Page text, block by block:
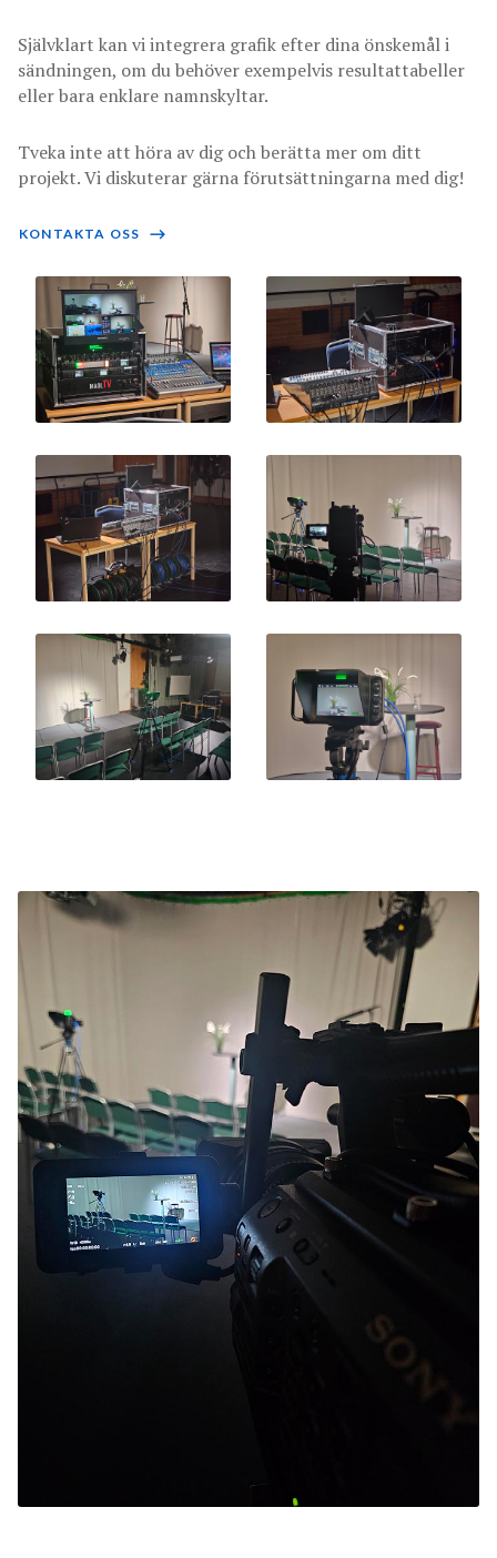
Självklart kan vi integrera grafik efter dina önskemål i
sändningen, om du behöver exempelvis resultattabeller
eller bara enklare namnskyltar.
Tveka inte att höra av dig och berätta mer om ditt
projekt. Vi diskuterar gärna förutsättningarna med dig!
KONTAKTA OSS ⟶